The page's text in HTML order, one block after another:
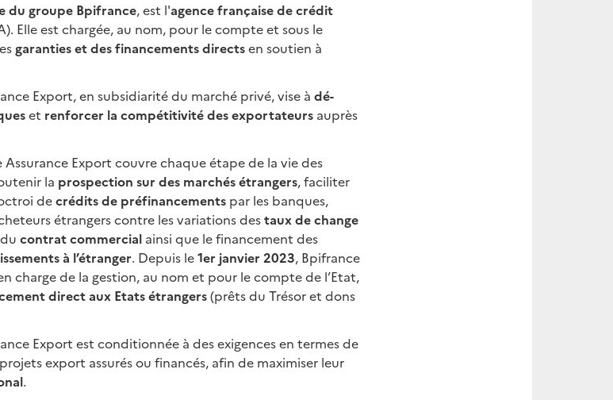
du groupe Bpifrance, est l'agence française de crédit
Elle est chargée, au nom, pour le compte et sous le
garanties et des financements directsen soutien à
Export, en subsidiarité du marché privé, vise à dé-
et renforcer la compétitivité des exportateurs auprès
Export couvre chaque étape de la vie des
la prospection sur des marchés étrangers, faciliter
decrédits de préfinancements par les banques,
étrangers contre les variations destaux de change
contrat commercial ainsi que le financement des
à l’étranger. Depuis le1er janvier 2023, Bpifrance
charge de la gestion, au nom et pour le compte de l’Etat,
direct aux Etats étrangers(prêts du Trésor et dons
Export est conditionnée à des exigences en termes de
export assurés ou financés, afin de maximiser leur
.